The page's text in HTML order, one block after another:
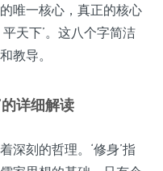
唯一核心，真正的核心
天下’。这八个字简洁
教导。
详细解读
深刻的哲理。‘修身’指